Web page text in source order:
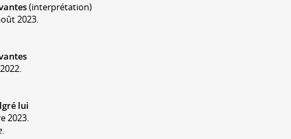
(interprétation)
2023.
lui
2023.
.